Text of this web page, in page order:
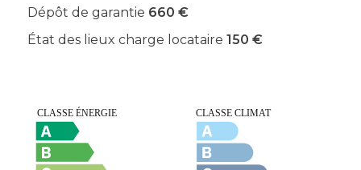
Dépôt de garantie 660 €
État des lieux charge locataire 150 €